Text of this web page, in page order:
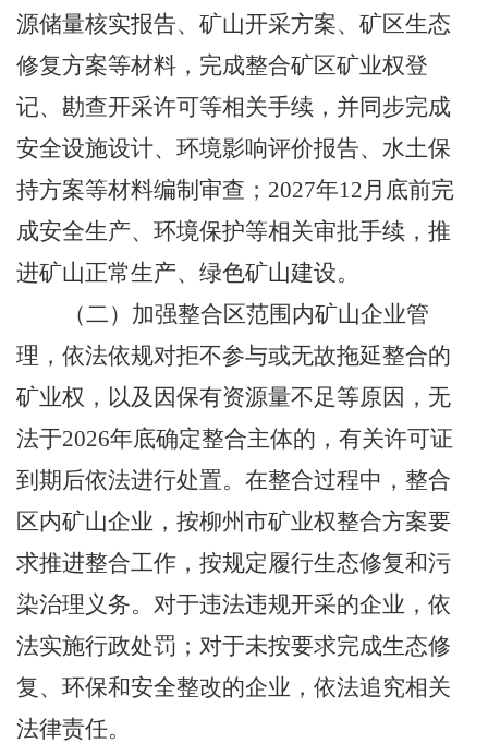
源储量核实报告、矿山开采方案、矿区生态
修复方案等材料，完成整合矿区矿业权登
记、勘查开采许可等相关手续，并同步完成
安全设施设计、环境影响评价报告、水土保
持方案等材料编制审查； 2027年12月底前完
成安全生产、环境保护等相关审批手续，推
进矿山正常生产、绿色矿山建设。
（二）加强整合区范围内矿山企业管
理，依法依规对拒不参与或无故拖延整合的
矿业权，以及因保有资源量不足等原因，无
法于2026年底确定整合主体的，有关许可证
到期后依法进行处置。在整合过程中，整合
区内矿山企业，按柳州市矿业权整合方案要
求推进整合工作，按规定履行生态修复和污
染治理义务。对于违法违规开采的企业，依
法实施行政处罚；对于未按要求完成生态修
复、环保和安全整改的企业，依法追究相关
法律责任。